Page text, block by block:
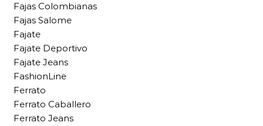
Fajas Colombianas
Fajas Salome
Fajate
Fajate Deportivo
Fajate Jeans
FashionLine
Ferrato
Ferrato Caballero
Ferrato Jeans